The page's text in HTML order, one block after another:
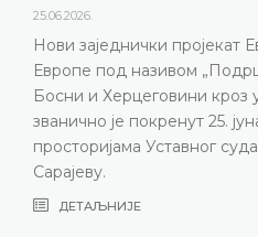
пројекат Европске
под називом „Подршка
и Херцеговини кроз уставно
је покренут 25. јуна 2026.
Уставног суда Босне